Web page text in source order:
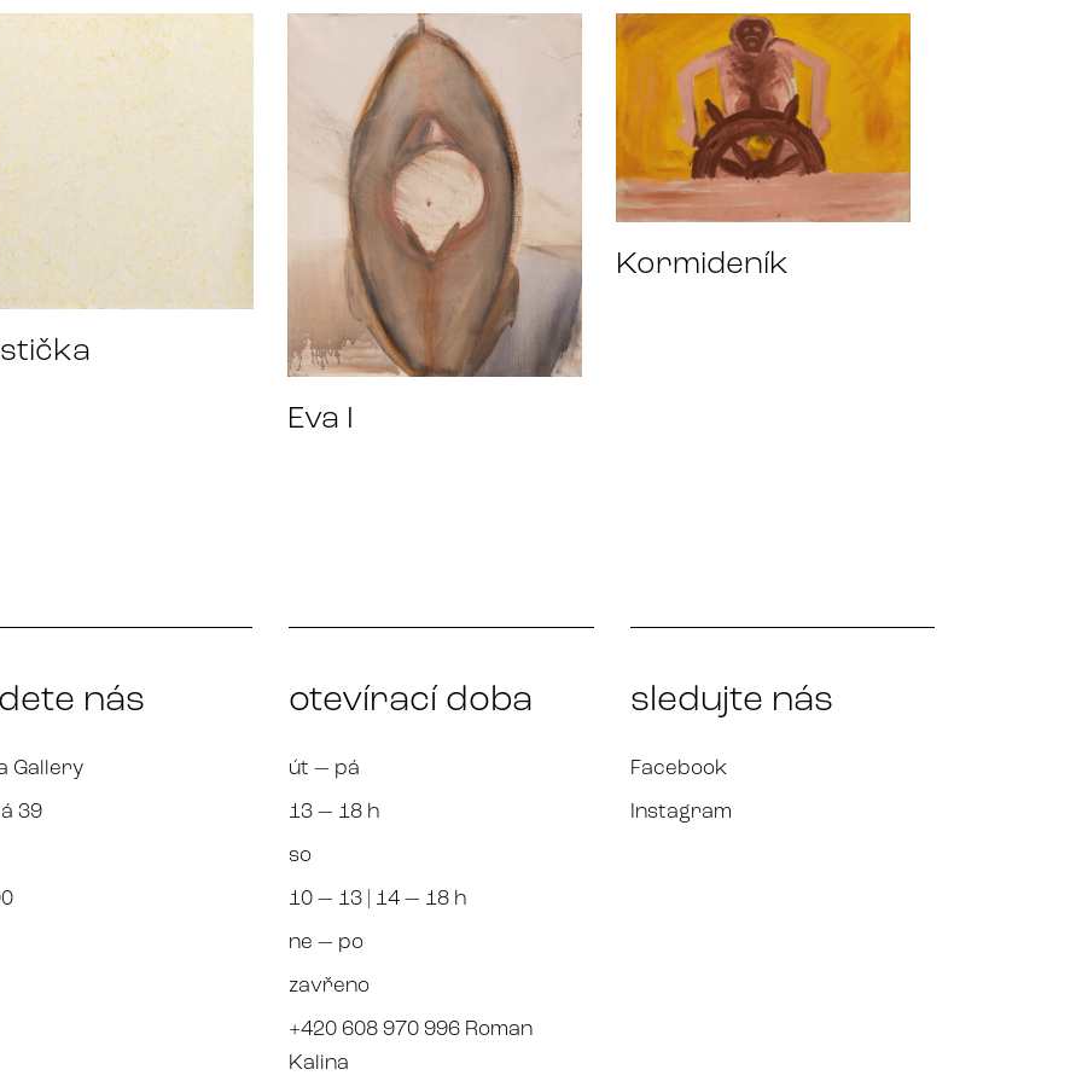
Eva I
Kormideník
nás
Gallery
39
otevírací doba
út — pá
13 — 18 h
so
10 — 13 | 14 — 18 h
ne — po
zavřeno
+420 608 970 996 Roman
Kalina
sledujte nás
Facebook
Instagram